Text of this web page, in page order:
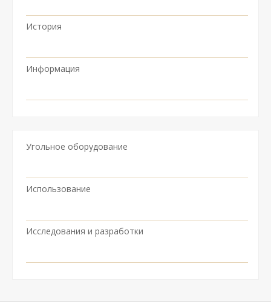
История
Информация
Угольное оборудование
Использование
Исследования и разработки